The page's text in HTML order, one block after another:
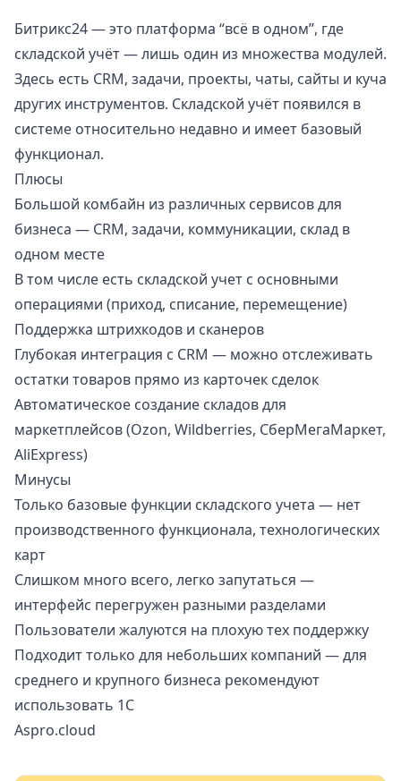
Битрикс24— это платформа “всё в одном”, где
складской учёт — лишь один из множества модулей.
Здесь есть CRM, задачи, проекты, чаты, сайты и куча
других инструментов. Складской учёт появился в
системе относительно недавно и имеет базовый
функционал.
Плюсы
Большой комбайн из различных сервисов для
бизнеса — CRM, задачи, коммуникации, склад в
одном месте
В том числе есть складской учет с основными
операциями (приход, списание, перемещение)
Поддержка штрихкодов и сканеров
Глубокая интеграция с CRM — можно отслеживать
остатки товаров прямо из карточек сделок
Автоматическое создание складов для
маркетплейсов (Ozon, Wildberries, СберМегаМаркет,
AliExpress)
Минусы
Только базовые функции складского учета — нет
производственного функционала, технологических
карт
Слишком много всего, легко запутаться —
интерфейс перегружен разными разделами
Пользователи жалуются на плохую тех поддержку
Подходит только для небольших компаний — для
среднего и крупного бизнеса рекомендуют
использовать 1С
Aspro.cloud